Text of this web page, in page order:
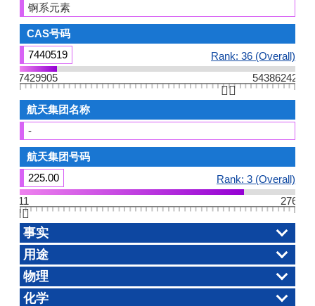
锕系元素
CAS号码
7440519
Rank: 36 (Overall)
7429905
54386242
👆🏻
航天集团名称
-
航天集团号码
225.00
Rank: 3 (Overall)
11
276
👆🏻
事实
用途
物理
化学